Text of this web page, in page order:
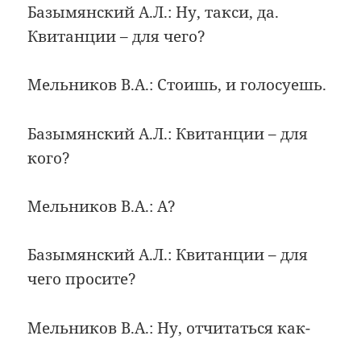
Базымянский А.Л.: Ну, такси, да.
Квитанции – для чего?
Мельников В.А.: Стоишь, и голосуешь.
Базымянский А.Л.: Квитанции – для
кого?
Мельников В.А.: А?
Базымянский А.Л.: Квитанции – для
чего просите?
Мельников В.А.: Ну, отчитаться как-